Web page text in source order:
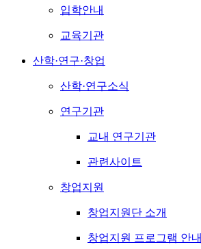
입학안내
교육기관
산학·연구·창업
산학·연구소식
연구기관
교내 연구기관
관련사이트
창업지원
창업지원단 소개
창업지원 프로그램 안내